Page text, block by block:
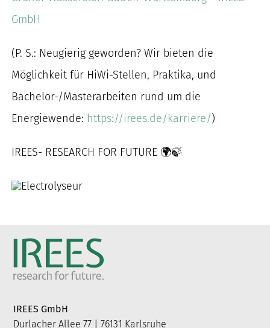
GmbH
(P. S.: Neugierig geworden? Wir bieten die
Möglichkeit für HiWi-Stellen, Praktika, und
Bachelor-/Masterarbeiten rund um die
Energiewende: https://irees.de/karriere/)
IREES- RESEARCH FOR FUTURE 🌍🍃
IREES GmbH
Durlacher Allee 77 | 76131 Karlsruhe